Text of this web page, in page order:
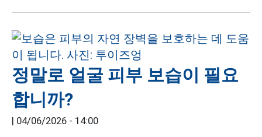
정말로 얼굴 피부 보습이 필요
합니까?
| 04/06/2026 - 14:00